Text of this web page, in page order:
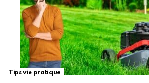
Tips vie pratique